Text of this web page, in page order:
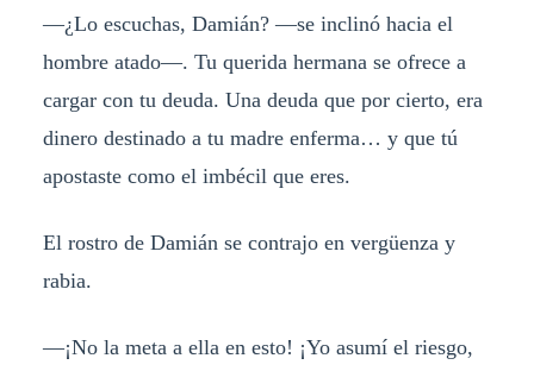
—¿Lo escuchas, Damián? —se inclinó hacia el
hombre atado—. Tu querida hermana se ofrece a
cargar con tu deuda. Una deuda que por cierto, era
dinero destinado a tu madre enferma… y que tú
apostaste como el imbécil que eres.
El rostro de Damián se contrajo en vergüenza y
rabia.
—¡No la meta a ella en esto! ¡Yo asumí el riesgo,